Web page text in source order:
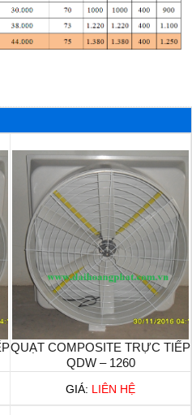
QUẠT COMPOSITE TRỰC TIẾP
QDW – 1260
GIÁ: LIÊN HỆ